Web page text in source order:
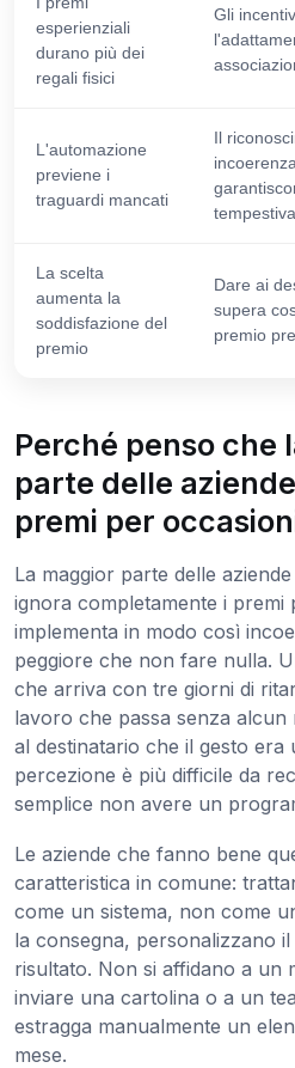
esperienziali
durano più dei
regali fisici
Gli
L'automazione
previene i
traguardi mancati
Il
La scelta
aumenta la
soddisfazione del
premio
Dare ai
supera
premio
Perché penso che
parte delle
premi per
La maggior parte delle
ignora completamente i premi
implementa in modo così
peggiore che non fare nulla.
che arriva con tre giorni di
lavoro che passa senza alcun
al destinatario che il gesto era
percezione è più difficile da
semplice non avere un
Le aziende che fanno bene
caratteristica in comune:
come un sistema, non come
la consegna, personalizzano
risultato. Non si affidano a un
inviare una cartolina o a un
estragga manualmente un
mese.